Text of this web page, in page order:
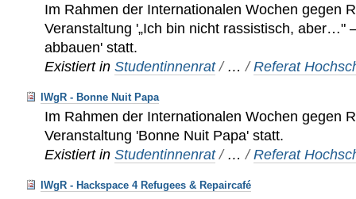
Im Rahmen der Internationalen Wochen gegen
Veranstaltung '„Ich bin nicht rassistisch, aber…"
abbauen' statt.
Existiert in Studentinnenrat / …/Referat
IWgR - Bonne Nuit Papa
Im Rahmen der Internationalen Wochen gegen
Veranstaltung 'Bonne Nuit Papa' statt.
Existiert in Studentinnenrat / …/Referat
IWgR - Hackspace 4 Refugees & Repaircafé